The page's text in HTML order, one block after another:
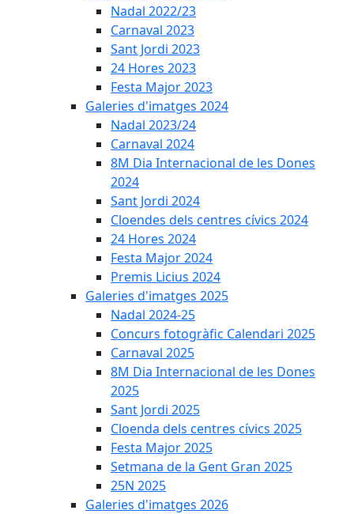
Nadal 2022/23
Carnaval 2023
Sant Jordi 2023
24 Hores 2023
Festa Major 2023
Galeries d'imatges 2024
Nadal 2023/24
Carnaval 2024
8M Dia Internacional de les Dones
2024
Sant Jordi 2024
Cloendes dels centres cívics 2024
24 Hores 2024
Festa Major 2024
Premis Licius 2024
Galeries d'imatges 2025
Nadal 2024-25
Concurs fotogràfic Calendari 2025
Carnaval 2025
8M Dia Internacional de les Dones
2025
Sant Jordi 2025
Cloenda dels centres cívics 2025
Festa Major 2025
Setmana de la Gent Gran 2025
25N 2025
Galeries d'imatges 2026